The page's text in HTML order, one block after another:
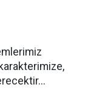
karakterimize,